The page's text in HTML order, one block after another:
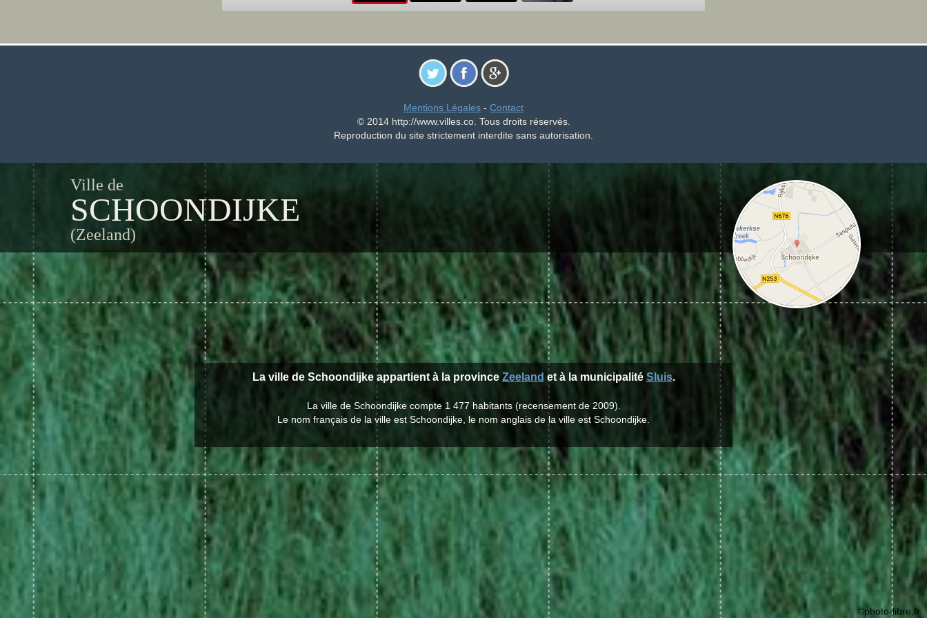
Mentions Légales - Contact
© 2014 http://www.villes.co. Tous droits réservés.
Reproduction du site strictement interdite sans autorisation.
Ville de
SCHOONDIJKE
(Zeeland)
La ville de Schoondijke appartient à la province Zeeland et à la municipalité Sluis.
La ville de Schoondijke compte 1 477 habitants (recensement de 2009).
Le nom français de la ville est Schoondijke, le nom anglais de la ville est Schoondijke.
©photo-libre.fr